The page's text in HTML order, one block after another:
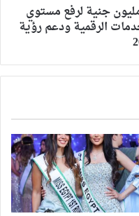
بروتوكول تعاون بقيمة 5 مليون جنية لرفع مستوي
الرقمية ودعم رؤية